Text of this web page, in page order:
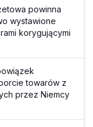
powinna
wystawione
korygującymi
towarów z
przez Niemcy